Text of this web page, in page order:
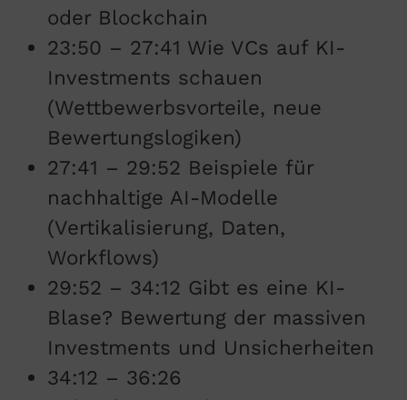
oder Blockchain
23:50 – 27:41 Wie VCs auf KI-
Investments schauen
(Wettbewerbsvorteile, neue
Bewertungslogiken)
27:41 – 29:52 Beispiele für
nachhaltige AI-Modelle
(Vertikalisierung, Daten,
Workflows)
29:52 – 34:12 Gibt es eine KI-
Blase? Bewertung der massiven
Investments und Unsicherheiten
34:12 – 36:26